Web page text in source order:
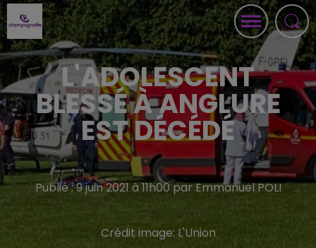
L'ADOLESCENT
BLESSÉ À ANGLURE
EST DÉCÉDÉ
Publié : 9 juin 2021 à 11h00 par Emmanuel POLI
Crédit image: L'Union